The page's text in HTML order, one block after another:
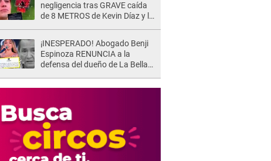
negligencia tras GRAVE caída
de 8 METROS de Kevin Díaz y lo
¡INESPERADO! Abogado Benji
Espinoza RENUNCIA a la
defensa del dueño de La Bella